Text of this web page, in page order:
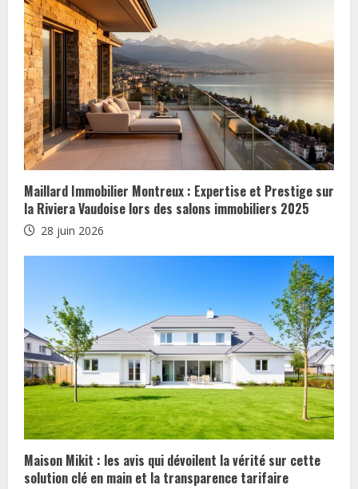
i
n
u
e
R
e
a
i
n
g
Maillard Immobilier Montreux : Expertise et Prestige sur
la Riviera Vaudoise lors des salons immobiliers 2025
28 juin 2026
Maison Mikit : les avis qui dévoilent la vérité sur cette
solution clé en main et la transparence tarifaire